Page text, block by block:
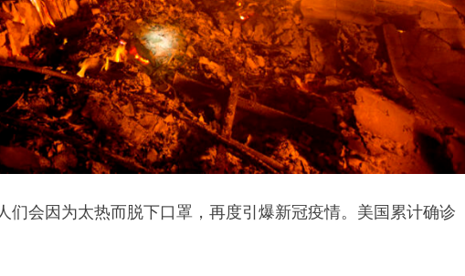
会因为太热而脱下口罩，再度引爆新冠疫情。美国累计确诊